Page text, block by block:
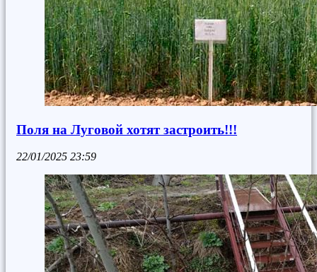
Поля на Луговой хотят застроить!!!
22/01/2025 23:59